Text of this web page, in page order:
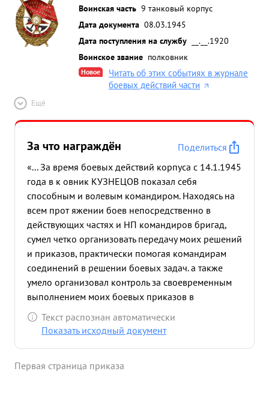
Воинская часть 9 танковый корпус
Дата документа 08.03.1945
Дата поступления на службу
__.__.1920
Воинское звание полковник
Новое
Читать об этих событиях в журнале
боевых действий части
Ещё
За что награждён
Поделиться
«... За время боевых действий корпуса с 14.1.1945
года в к овник КУЗНЕЦОВ показал себя
способным и волевым командиром. Находясь на
всем прот яжении боев непосредственно в
действующих частях и НП командиров бригад,
сумел четко организовать передачу моих решений
и приказов, практически помогая командирам
соединений в решении боевых задач. а также
умело организовал контроль за своевременным
выполнением моих боевых приказов в
соединениях и частях корпуса. ...»
Текст распознан автоматически
Показать исходный документ
Первая страница приказа